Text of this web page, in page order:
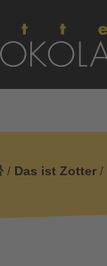
/ Das ist Zotter /